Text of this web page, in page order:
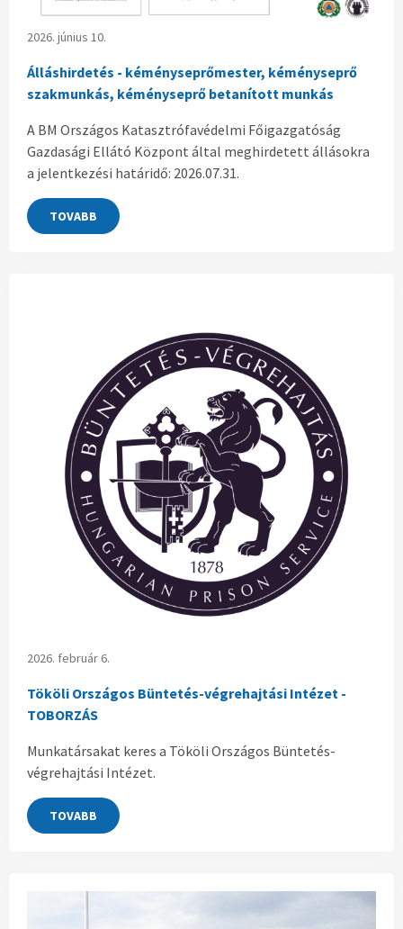
2026. június 10.
Álláshirdetés - kéményseprőmester, kéményseprő
szakmunkás, kéményseprő betanított munkás
A BM Országos Katasztrófavédelmi Főigazgatóság
Gazdasági Ellátó Központ által meghirdetett állásokra
a jelentkezési határidő: 2026.07.31.
TOVABB
2026. február 6.
Tököli Országos Büntetés-végrehajtási Intézet -
TOBORZÁS
Munkatársakat keres a Tököli Országos Büntetés-
végrehajtási Intézet.
TOVABB